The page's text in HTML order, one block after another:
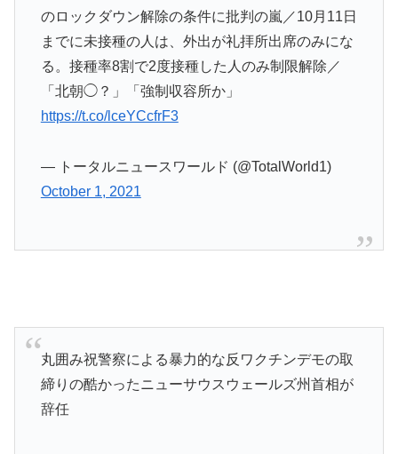
のロックダウン解除の条件に批判の嵐／10月11日
までに未接種の人は、外出が礼拝所出席のみにな
る。接種率8割で2度接種した人のみ制限解除／
「北朝◯？」「強制収容所か」
https://t.co/lceYCcfrF3
— トータルニュースワールド (@TotalWorld1)
October 1, 2021
丸囲み祝警察による暴力的な反ワクチンデモの取
締りの酷かったニューサウスウェールズ州首相が
辞任